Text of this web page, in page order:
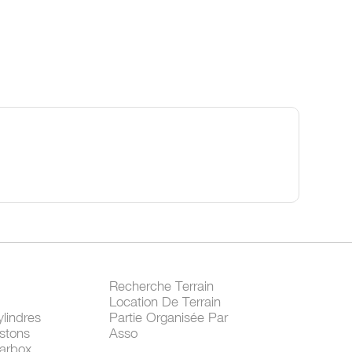
Recherche Terrain
Location De Terrain
Partie Organisée Par
Asso